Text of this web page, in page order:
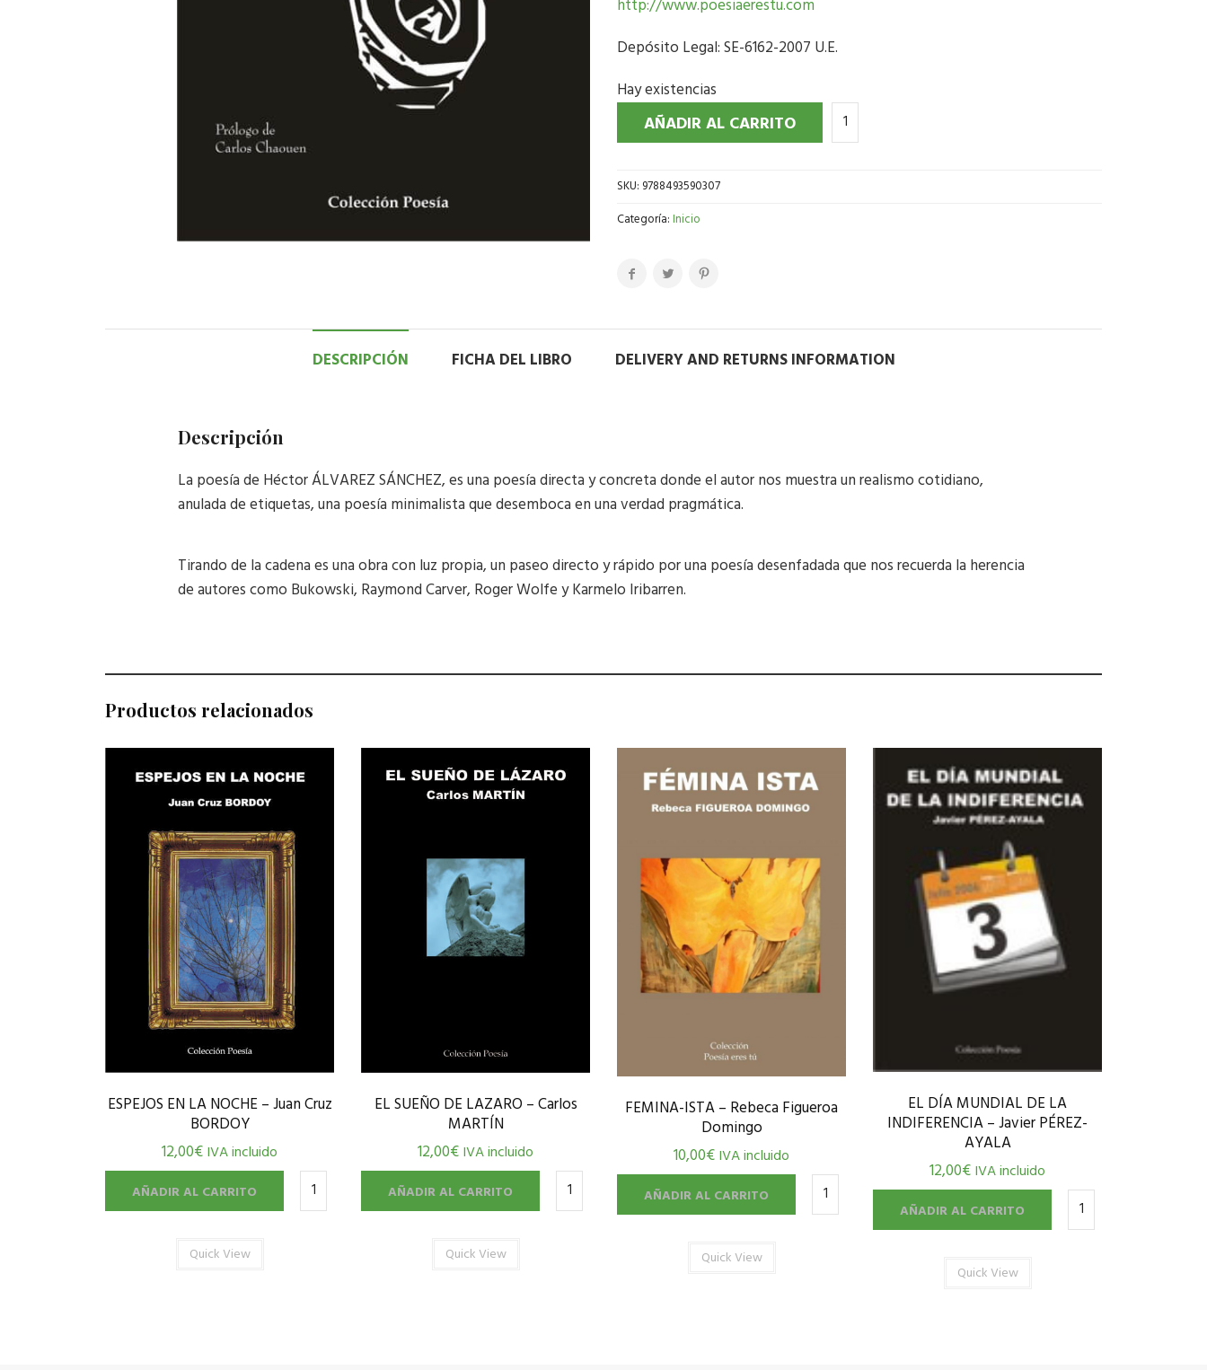
http://www.poesiaerestu.com
Depósito Legal: SE-6162-2007 U.E.
Hay existencias
AÑADIR AL CARRITO
SKU: 9788493590307
Categoría:Inicio
DESCRIPCIÓN FICHA DEL LIBRO DELIVERY AND RETURNS INFORMATION
Descripción
La poesía de Héctor ÁLVAREZ SÁNCHEZ, es una poesía directa y concreta donde el autor nos muestra un realismo cotidiano,
anulada de etiquetas, una poesía minimalista que desemboca en una verdad pragmática.
Tirando de la cadena es una obra con luz propia, un paseo directo y rápido por una poesía desenfadada que nos recuerda la herencia
de autores como Bukowski, Raymond Carver, Roger Wolfe y Karmelo Iribarren.
Productos relacionados
ESPEJOS EN LA NOCHE – Juan Cruz
BORDOY
12,00€IVA incluido
AÑADIR AL CARRITO
Quick View
EL SUEÑO DE LAZARO – Carlos
MARTÍN
12,00€IVA incluido
AÑADIR AL CARRITO
Quick View
FEMINA-ISTA – Rebeca Figueroa
Domingo
10,00€IVA incluido
AÑADIR AL CARRITO
Quick View
EL DÍA MUNDIAL DE LA
INDIFERENCIA – Javier PÉREZ-
AYALA
12,00€IVA incluido
AÑADIR AL CARRITO
Quick View